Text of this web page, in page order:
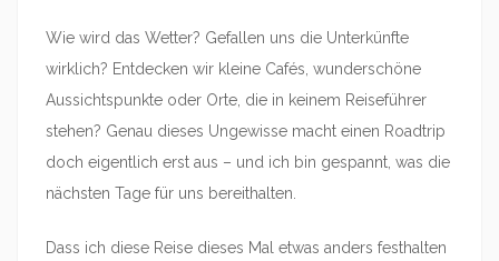
Wie wird das Wetter? Gefallen uns die Unterkünfte
wirklich? Entdecken wir kleine Cafés, wunderschöne
Aussichtspunkte oder Orte, die in keinem Reiseführer
stehen? Genau dieses Ungewisse macht einen Roadtrip
doch eigentlich erst aus – und ich bin gespannt, was die
nächsten Tage für uns bereithalten.
Dass ich diese Reise dieses Mal etwas anders festhalten